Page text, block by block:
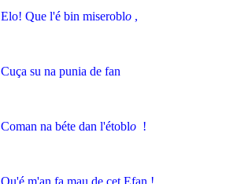
Elo! Que l'é bin miseroblo ,
Cuça su na punia de fan
Coman na béte dan l'étoblo !
Qu'é m'an fa mau de cet Efan !